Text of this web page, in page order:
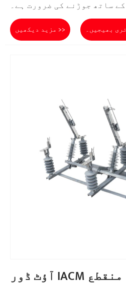
کے ساتھ جوڑنے کی ضرورت ہے۔
مزید دیکھیں >>
آؤٹ ڈور IACM منقطع